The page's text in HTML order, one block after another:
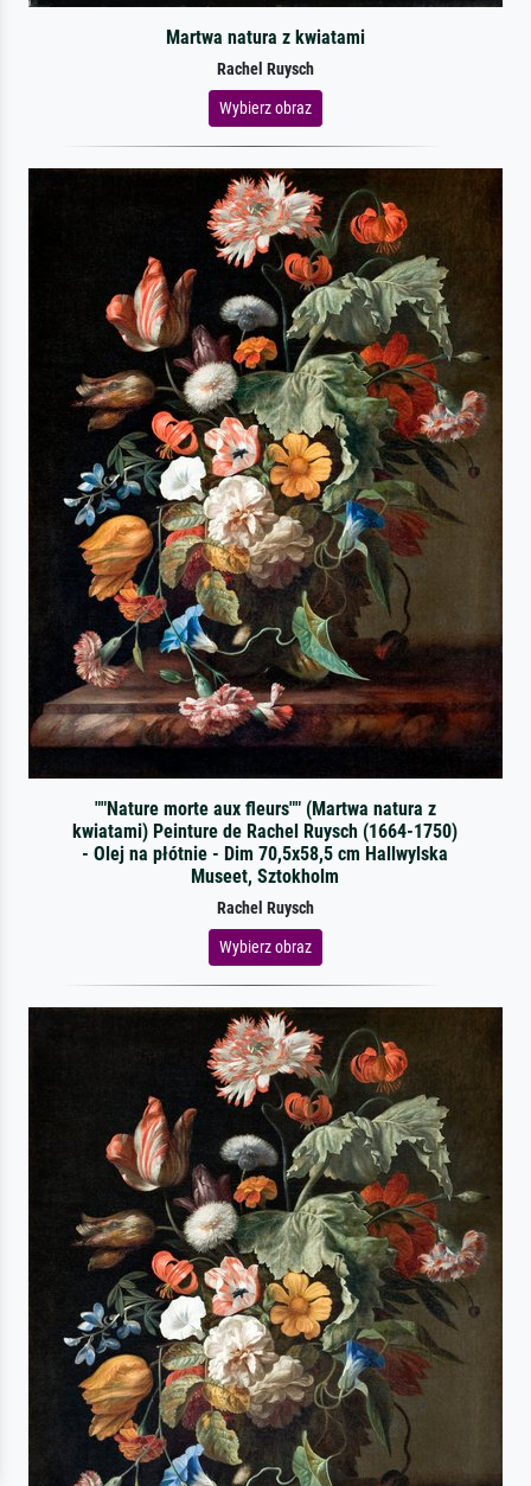
Martwa natura z kwiatami
Rachel Ruysch
Wybierz obraz
""Nature morte aux fleurs"" (Martwa natura z
kwiatami) Peinture de Rachel Ruysch (1664-1750)
- Olej na płótnie - Dim 70,5x58,5 cm Hallwylska
Museet, Sztokholm
Rachel Ruysch
Wybierz obraz